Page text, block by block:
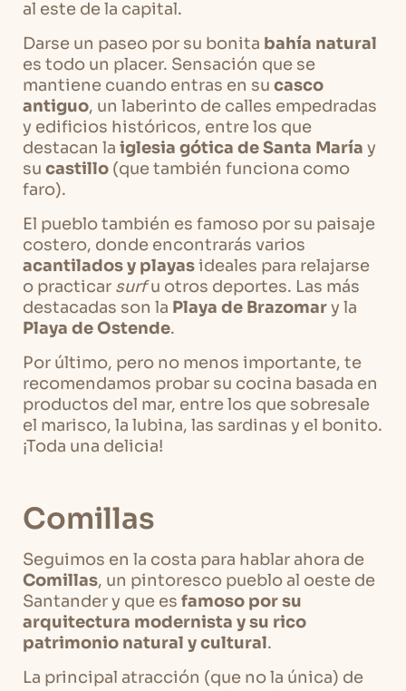
al este de la capital.
Darse un paseo por su bonita bahía natural
es todo un placer. Sensación que se
mantiene cuando entras en su casco
antiguo, un laberinto de calles empedradas
y edificios históricos, entre los que
destacan la iglesia gótica de Santa María y
su castillo (que también funciona como
faro).
El pueblo también es famoso por su paisaje
costero, donde encontrarás varios
acantilados y playasideales para relajarse
o practicar surfu otros deportes. Las más
destacadas son la Playa de Brazomary la
Playa de Ostende.
Por último, pero no menos importante, te
recomendamos probar su cocina basada en
productos del mar, entre los que sobresale
el marisco, la lubina, las sardinas y el bonito.
¡Toda una delicia!
Comillas
Seguimos en la costa para hablar ahora de
Comillas, un pintoresco pueblo al oeste de
Santander y que es famoso por su
arquitectura modernista y su rico
patrimonio natural y cultural.
La principal atracción (que no la única) de